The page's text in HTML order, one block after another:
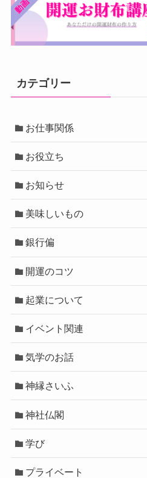
カテゴリー
お仕事関係
お役立ち
お知らせ
美味しいもの
銀行偏
開運のコツ
起業について
イベント関連
気学のお話
神縁さいふ
神社仏閣
学び
プライベート